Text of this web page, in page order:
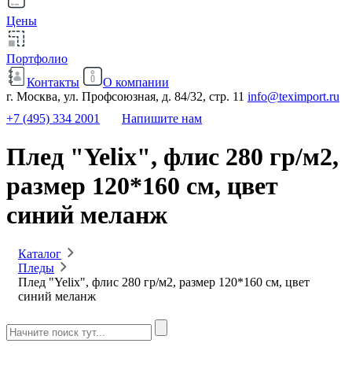
Цены
Портфолио
Контакты
О компании
г. Москва, ул. Профсоюзная, д. 84/32, стр. 11 info@teximport.ru
+7 (495) 334 2001
Напишите нам
Плед "Yelix", флис 280 гр/м2,
размер 120*160 см, цвет
синий меланж
Каталог
Пледы
Плед "Yelix", флис 280 гр/м2, размер 120*160 см, цвет
синий меланж